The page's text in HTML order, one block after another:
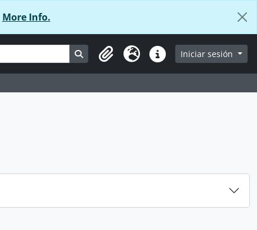
More Info.
Search in browse page
Portapapeles
Idioma Enlaces rápidos
Iniciar sesión